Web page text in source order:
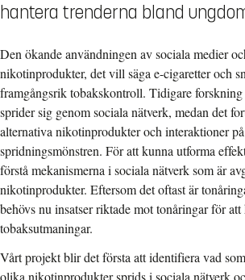
hantera trenderna bland
Den ökande användningen av sociala medier
nikotinprodukter, det vill säga e-cigaretter och
framgångsrik tobakskontroll. Tidigare
sprider sig genom sociala nätverk, medan det
alternativa nikotinprodukter och interaktioner
spridningsmönstren. För att kunna utforma
förstå mekanismerna i sociala nätverk som är
nikotinprodukter. Eftersom det oftast är
behövs nu insatser riktade mot tonåringar för att
tobaksutmaningar.
Vårt projekt blir det första att identifiera vad
olika nikotinprodukter sprids i sociala nätverk